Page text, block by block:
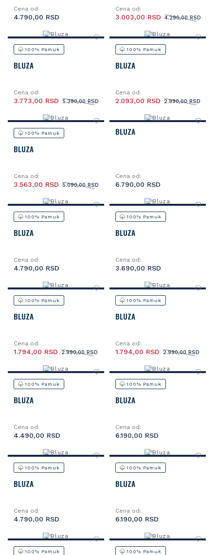
Cena od:
4.790,00 RSD
Cena od:
4.290,00 RSD
3.003,00 RSD
100% Pamuk
BLUZA
Cena od:
5.390,00 RSD
3.773,00 RSD
100% Pamuk
BLUZA
Cena od:
2.990,00 RSD
2.093,00 RSD
100% Pamuk
BLUZA
Cena od:
5.090,00 RSD
3.563,00 RSD
BLUZA
Cena od:
6.790,00 RSD
100% Pamuk
BLUZA
Cena od:
4.790,00 RSD
100% Pamuk
BLUZA
Cena od:
3.690,00 RSD
100% Pamuk
BLUZA
Cena od:
2.990,00 RSD
1.794,00 RSD
100% Pamuk
BLUZA
Cena od:
2.990,00 RSD
1.794,00 RSD
100% Pamuk
BLUZA
Cena od:
4.490,00 RSD
100% Pamuk
BLUZA
Cena od:
6.190,00 RSD
100% Pamuk
BLUZA
Cena od:
4.790,00 RSD
100% Pamuk
BLUZA
Cena od:
6.190,00 RSD
100% Pamuk 100% Pamuk